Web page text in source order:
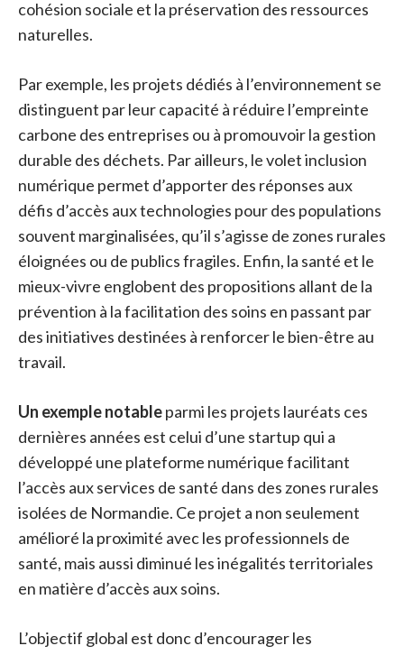
cohésion sociale et la préservation des ressources
naturelles.
Par exemple, les projets dédiés à l’environnement se
distinguent par leur capacité à réduire l’empreinte
carbone des entreprises ou à promouvoir la gestion
durable des déchets. Par ailleurs, le volet inclusion
numérique permet d’apporter des réponses aux
défis d’accès aux technologies pour des populations
souvent marginalisées, qu’il s’agisse de zones rurales
éloignées ou de publics fragiles. Enfin, la santé et le
mieux-vivre englobent des propositions allant de la
prévention à la facilitation des soins en passant par
des initiatives destinées à renforcer le bien-être au
travail.
Un exemple notableparmi les projets lauréats ces
dernières années est celui d’une startup qui a
développé une plateforme numérique facilitant
l’accès aux services de santé dans des zones rurales
isolées de Normandie. Ce projet a non seulement
amélioré la proximité avec les professionnels de
santé, mais aussi diminué les inégalités territoriales
en matière d’accès aux soins.
L’objectif global est donc d’encourager les